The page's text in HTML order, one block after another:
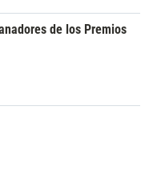
de los Premios